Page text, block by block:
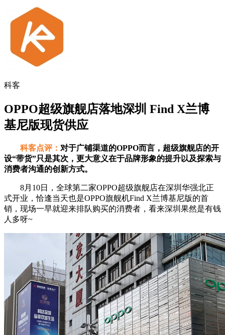
科客
OPPO超级旗舰店落地深圳 Find X兰博
基尼版现货供应
科客点评： 对于广铺渠道的OPPO而言，超级旗舰店的开
设“带货”只是其次，更大意义在于品牌形象的提升以及探索与
消费者沟通的创新方式。
8月10日，全球第二家OPPO超级旗舰店在深圳华强北正
式开业，恰逢当天也是OPPO旗舰机Find X兰博基尼版的首
销，现场一早就迎来排队购买的消费者，看来深圳果然是有钱
人多呀~